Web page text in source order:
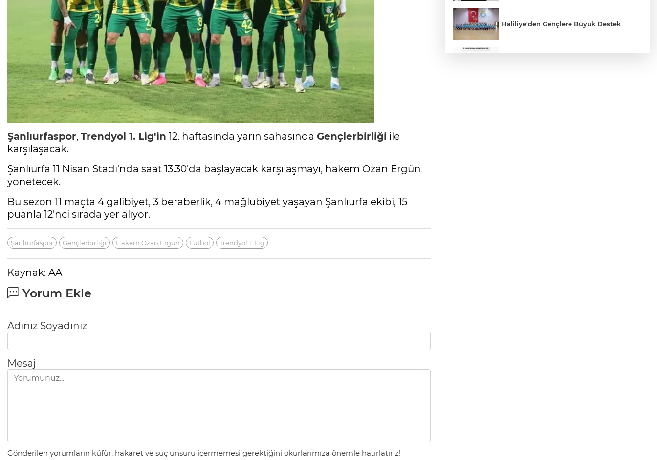
Şanlıurfaspor, Trendyol 1. Lig'in 12. haftasında yarın sahasında Gençlerbirliği ile
karşılaşacak.
Şanlıurfa 11 Nisan Stadı'nda saat 13.30'da başlayacak karşılaşmayı, hakem Ozan Ergün
yönetecek.
Bu sezon 11 maçta 4 galibiyet, 3 beraberlik, 4 mağlubiyet yaşayan Şanlıurfa ekibi, 15
puanla 12'nci sırada yer alıyor.
Şanlıurfaspor Gençlerbirliği Hakem Ozan Ergün Futbol Trendyol 1. Lig
Kaynak: AA
Yorum Ekle
Adınız Soyadınız
Mesaj
Gönderilen yorumların küfür, hakaret ve suç unsuru içermemesi gerektiğini okurlarımıza önemle hatırlatırız!
Haliliye'den Gençlere Büyük Destek